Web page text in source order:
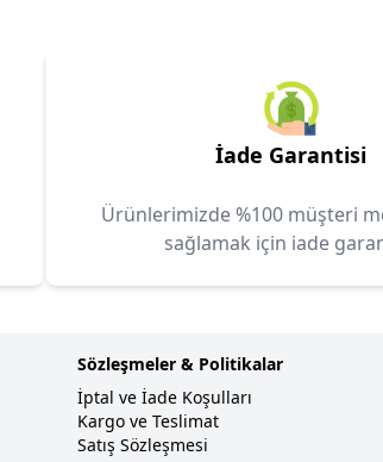
İade Garantisi
Ürünlerimizde %100 müşteri
sağlamak için iade
Sözleşmeler & Politikalar
İptal ve İade Koşulları
Kargo ve Teslimat
Satış Sözleşmesi